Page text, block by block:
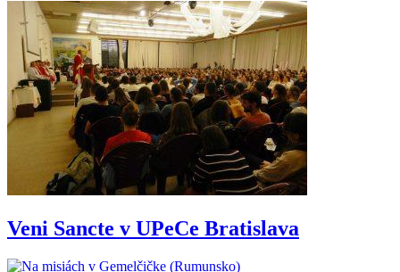
Veni Sancte v UPeCe Bratislava